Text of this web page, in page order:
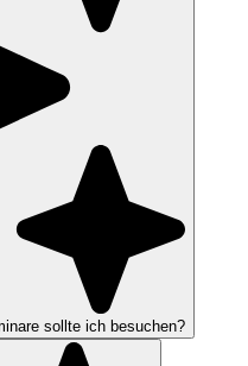
sollte ich besuchen?